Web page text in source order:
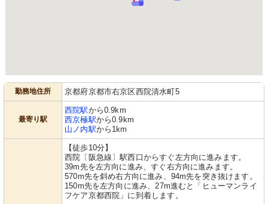
勤務地住所 京都府京都市右京区西院清水町5
最寄り駅
西院駅から0.9km
西京極駅から0.9km
山ノ内駅から1km
【徒歩10分】
西院〔阪急線〕駅西口からすぐ左方向に進みます。
39m先を左方向に進み、すぐ右方向に進みます。
570m先を斜め右方向に進み、94m先を突き抜けます。
150m先を左方向に進み、27m進むと「ヒューマンライ
フケア京都西院」に到着します。